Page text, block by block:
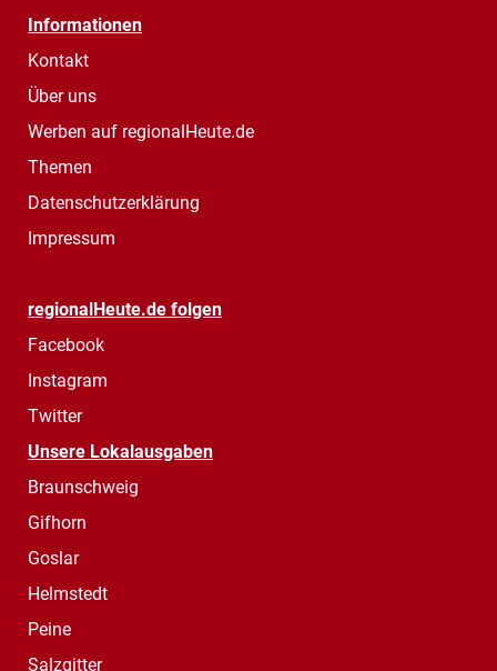
Informationen
Kontakt
Über uns
Werben auf regionalHeute.de
Themen
Datenschutzerklärung
Impressum
regionalHeute.de folgen
Facebook
Instagram
Twitter
Unsere Lokalausgaben
Braunschweig
Gifhorn
Goslar
Helmstedt
Peine
Salzgitter